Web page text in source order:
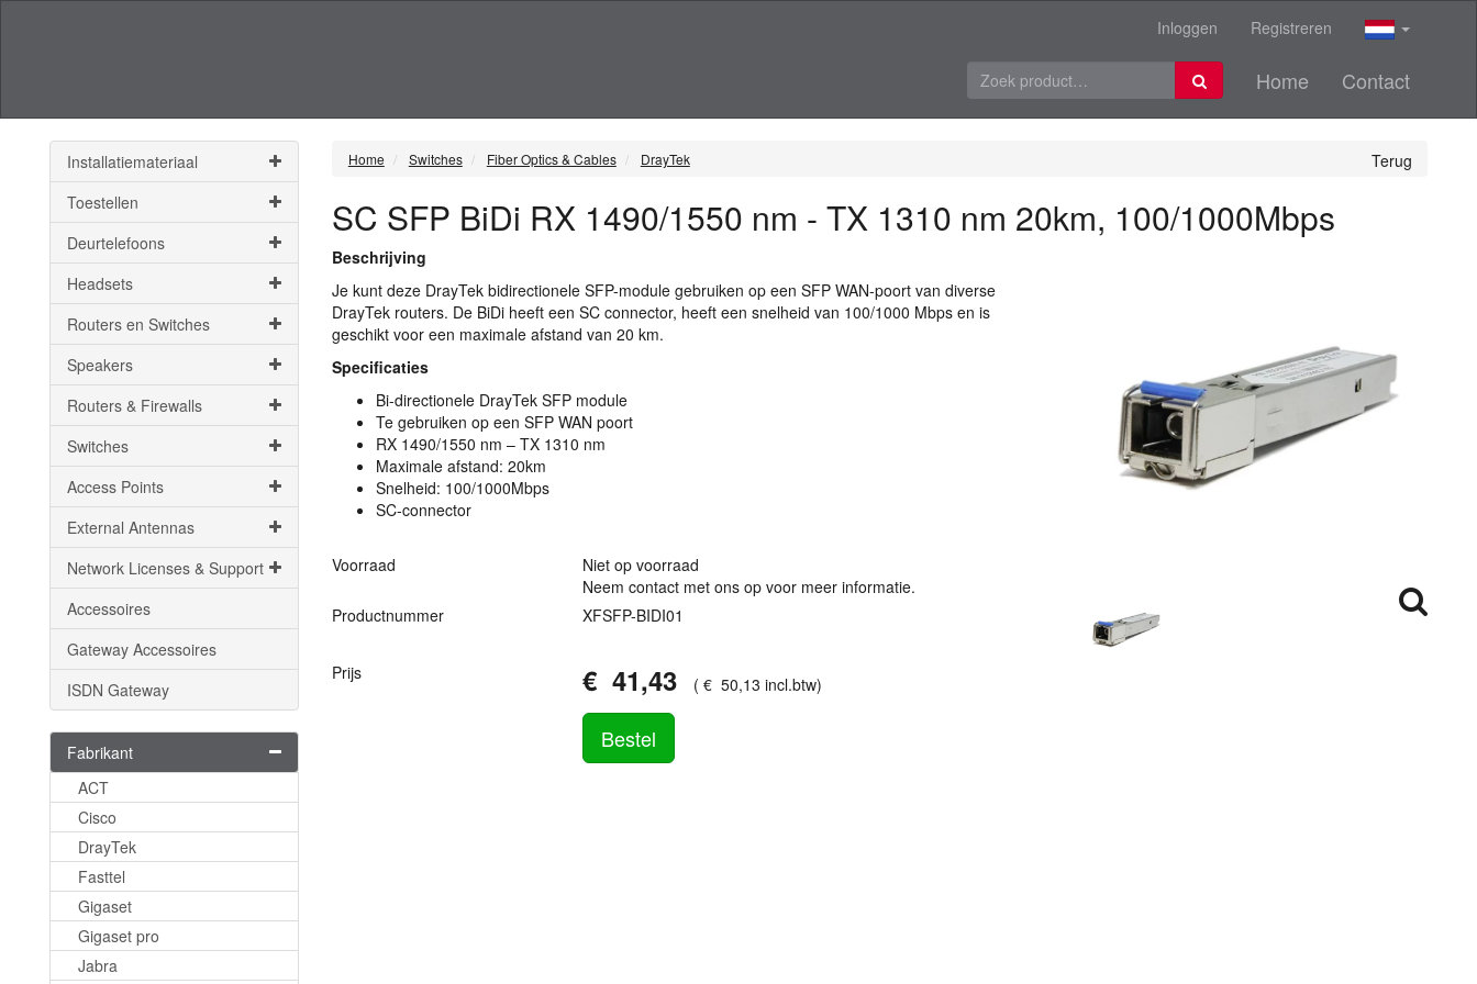
Inloggen Registreren
Home Contact
Installatiemateriaal
Toestellen
Deurtelefoons
Headsets
Routers en Switches
Speakers
Routers & Firewalls
Switches
Access Points
External Antennas
Network Licenses & Support
Accessoires
Gateway Accessoires
ISDN Gateway
Fabrikant
ACT
Cisco
DrayTek
Fasttel
Gigaset
Gigaset pro
Jabra
Terug
Home Switches Fiber Optics & Cables DrayTek
SC SFP BiDi RX 1490/1550 nm - TX 1310 nm 20km, 100/1000Mbps
Beschrijving
Je kunt deze DrayTek bidirectionele SFP-module gebruiken op een SFP WAN-poort van diverse
DrayTek routers. De BiDi heeft een SC connector, heeft een snelheid van 100/1000 Mbps en is
geschikt voor een maximale afstand van 20 km.
Specificaties
Bi-directionele DrayTek SFPmodule
Te gebruiken op een SFP WAN poort
RX 1490/1550 nm – TX 1310 nm
Maximale afstand: 20km
Snelheid: 100/1000Mbps
SC-connector
Voorraad
Niet op voorraad
Neem contact met ons op voor meer informatie.
Productnummer
XFSFP-BIDI01
Prijs € 41,43 (€ 50,13 incl.btw)
Bestel